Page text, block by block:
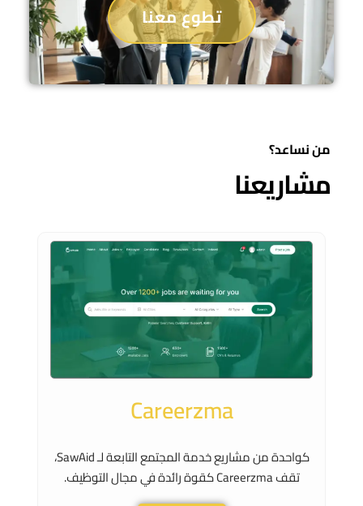
تطوع معنا
من نساعد؟
مشاريعنا
Careerzma
كواحدة من مشاريع خدمة المجتمع التابعة لـ SawAid،
تقف Careerzma كقوة رائدة في مجال التوظيف.